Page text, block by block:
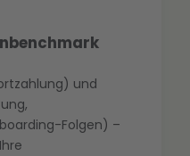
und
Folgen) –